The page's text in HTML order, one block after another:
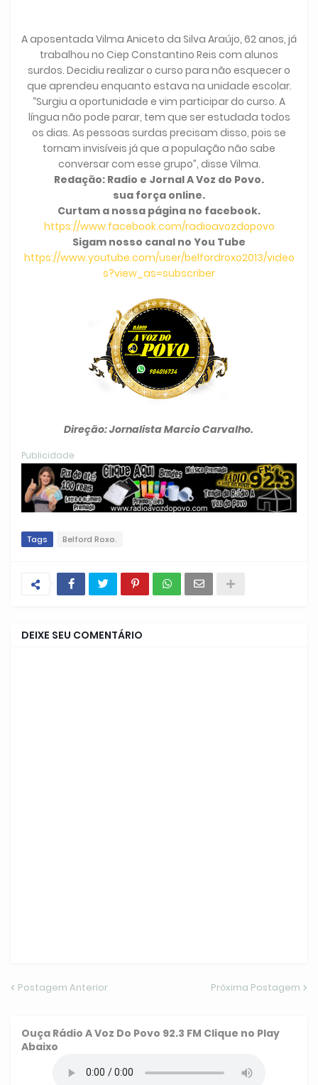
A aposentada Vilma Aniceto da Silva Araújo, 62 anos, já
trabalhou no Ciep Constantino Reis com alunos
surdos. Decidiu realizar o curso para não esquecer o
que aprendeu enquanto estava na unidade escolar.
“Surgiu a oportunidade e vim participar do curso. A
língua não pode parar, tem que ser estudada todos
os dias. As pessoas surdas precisam disso, pois se
tornam invisíveis já que a população não sabe
conversar com esse grupo”, disse Vilma.
Redação: Radio e Jornal A Voz do Povo.
sua força online.
Curtam a nossa página no facebook.
https://www.facebook.com/radioavozdopovo
Sigam nosso canal no You Tube
https://www.youtube.com/user/belfordroxo2013/video
s?view_as=subscriber
Direção: Jornalista Marcio Carvalho.
Publicidade
Tags Belford Roxo.
DEIXE SEU COMENTÁRIO
Postagem Anterior Próxima Postagem
Ouça Rádio A Voz Do Povo 92.3 FM Clique no Play
Abaixo